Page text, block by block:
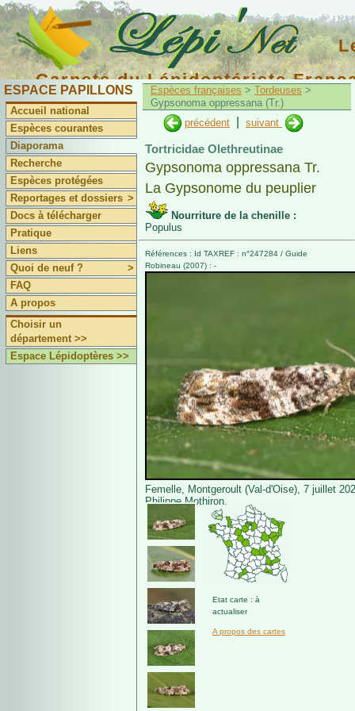
Carnets du Lépidoptériste
ESPACE PAPILLONS
Accueil national
Espèces courantes
Diaporama
Recherche
Espèces protégées
Reportages et dossiers >
Docs à télécharger
Pratique
Liens
Quoi de neuf ?
>
FAQ
A propos
Choisir un
département >>
Espace Lépidoptères >>
Espèces françaises > Tordeuses >
Gypsonoma oppressana (Tr.)
précédent
suivant
Tortricidae Olethreutinae
Gypsonoma oppressana Tr.
La Gypsonome du peuplier
Nourriture de la chenille :
Populus
Références : Id TAXREF : n°247284 / Guide
Robineau (2007) : -
Femelle, Montgeroult (Val-d'Oise), 7 juillet
Philippe Mothiron.
Etat carte : à
actualiser
A propos des cartes